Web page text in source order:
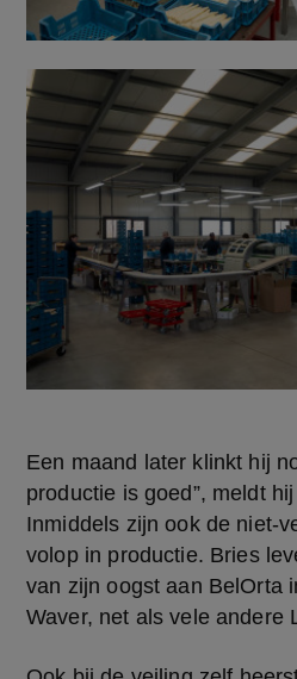
Een maand later klinkt hij
productie is goed”, meldt
Inmiddels zijn ook de niet-
volop in productie. Bries
van zijn oogst aan BelOrta
Waver, net als vele andere